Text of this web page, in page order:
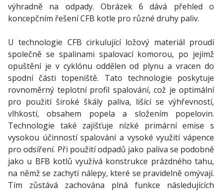
výhradně na odpady. Obrázek 6 dává přehled o
koncepčním řešení CFB kotle pro různé druhy paliv.
U technologie CFB cirkulující ložový materiál proudí
společně se spalinami spalovací komorou, po jejímž
opuštění je v cyklónu oddělen od plynu a vracen do
spodní části topeniště. Tato technologie poskytuje
rovnoměrný teplotní profil spalování, což je optimální
pro použití široké škály paliva, lišící se výhřevností,
vlhkostí, obsahem popela a složením popelovin.
Technologie také zajišťuje nízké primární emise s
vysokou účinností spalování a vysoké využití vápence
pro odsíření. Při použití odpadů jako paliva se podobně
jako u BFB kotlů využívá konstrukce prázdného tahu,
na němž se zachytí nálepy, které se pravidelně omývají.
Tím zůstává zachována plná funkce následujících